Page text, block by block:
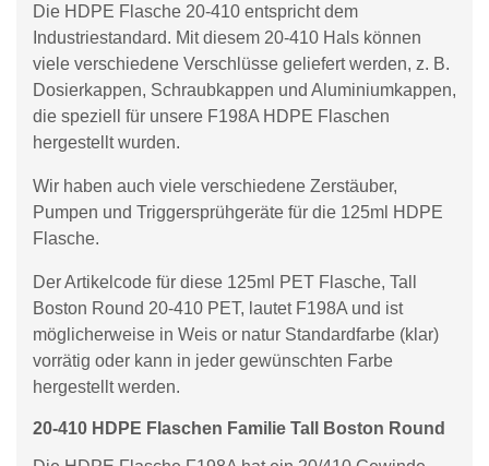
Die HDPE Flasche 20-410 entspricht dem
Industriestandard. Mit diesem 20-410 Hals können
viele verschiedene Verschlüsse geliefert werden, z. B.
Dosierkappen, Schraubkappen und Aluminiumkappen,
die speziell für unsere F198A HDPE Flaschen
hergestellt wurden.
Wir haben auch viele verschiedene Zerstäuber,
Pumpen und Triggersprühgeräte für die 125ml HDPE
Flasche.
Der Artikelcode für diese 125ml PET Flasche, Tall
Boston Round 20-410 PET, lautet F198A und ist
möglicherweise in Weis or natur Standardfarbe (klar)
vorrätig oder kann in jeder gewünschten Farbe
hergestellt werden.
20-410 HDPE Flaschen Familie Tall Boston Round